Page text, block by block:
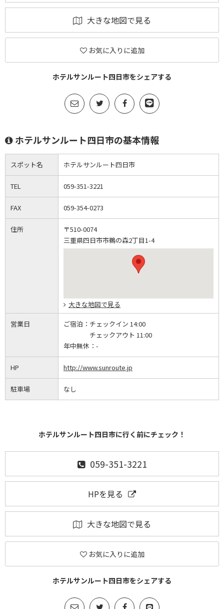
大きな地図で見る
お気に入りに追加
ホテルサンルート四日市をシェアする
ホテルサンルート四日市の基本情報
スポット名 ホテルサンルート四日市
TEL 059-351-3221
FAX 059-354-0273
住所
〒510-0074
三重県四日市市鵜の森2丁目1-4
大きな地図で見る
営業日 ご宿泊： チェックイン 14:00
チェックアウト 11:00
年中無休： -
HP http://www.sunroute.jp
駐車場 なし
ホテルサンルート四日市に行く前にチェック！
059-351-3221
HPを見る
大きな地図で見る
お気に入りに追加
ホテルサンルート四日市をシェアする